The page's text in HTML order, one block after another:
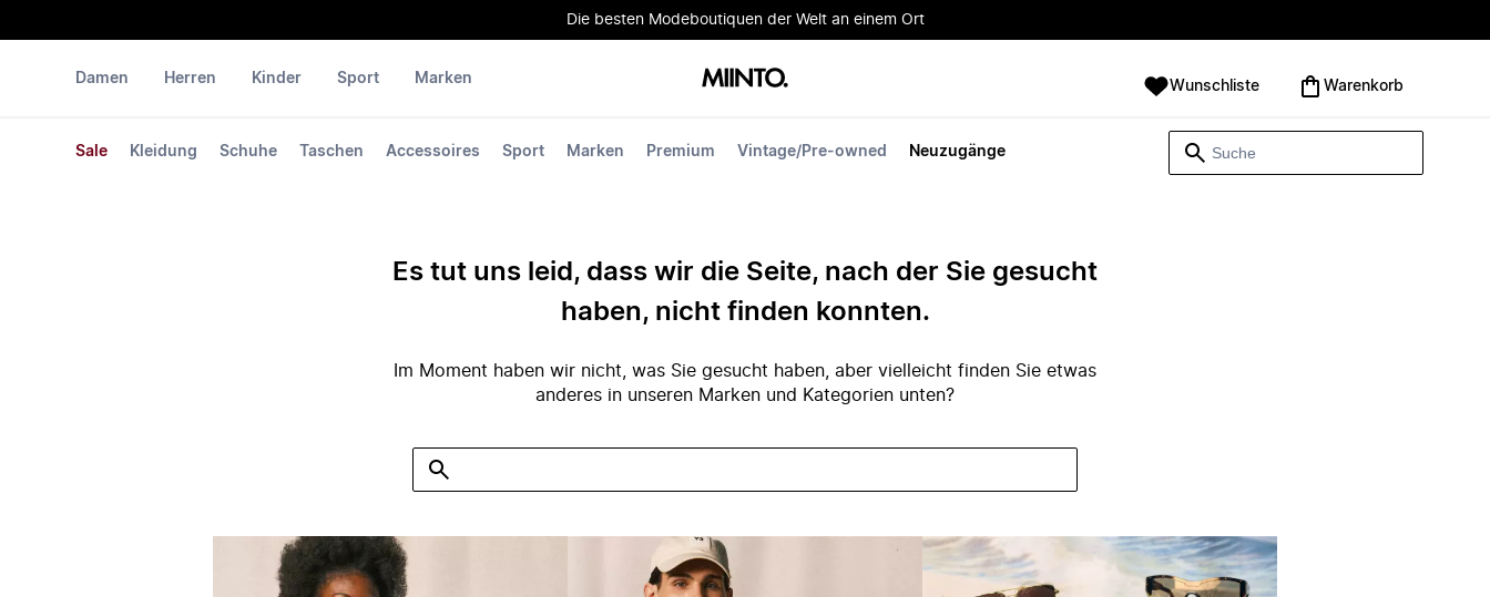
Die besten Modeboutiquen der Welt an einem Ort
Damen
Sale Kleidung Schuhe Taschen Accessoires Sport Marken Premium Vintage/Pre-owned Neuzugänge
Herren Kinder Sport Marken Wunschliste Warenkorb
Es tut uns leid, dass wir die Seite, nach der Sie gesucht
haben, nicht finden konnten.
Im Moment haben wir nicht, was Sie gesucht haben, aber vielleicht finden Sie etwas
anderes in unseren Marken und Kategorien unten?